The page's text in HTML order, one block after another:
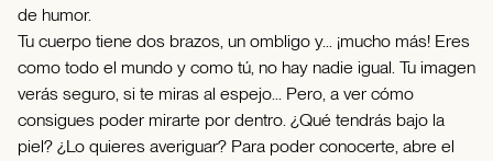
de humor.
Tu cuerpo tiene dos brazos, un ombligo y... ¡mucho más! Eres
como todo el mundo y como tú, no hay nadie igual. Tu imagen
verás seguro, si te miras al espejo... Pero, a ver cómo
consigues poder mirarte por dentro. ¿Qué tendrás bajo la
piel? ¿Lo quieres averiguar? Para poder conocerte, abre el